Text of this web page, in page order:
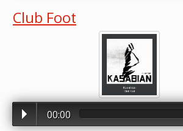
Club Foot
00:00